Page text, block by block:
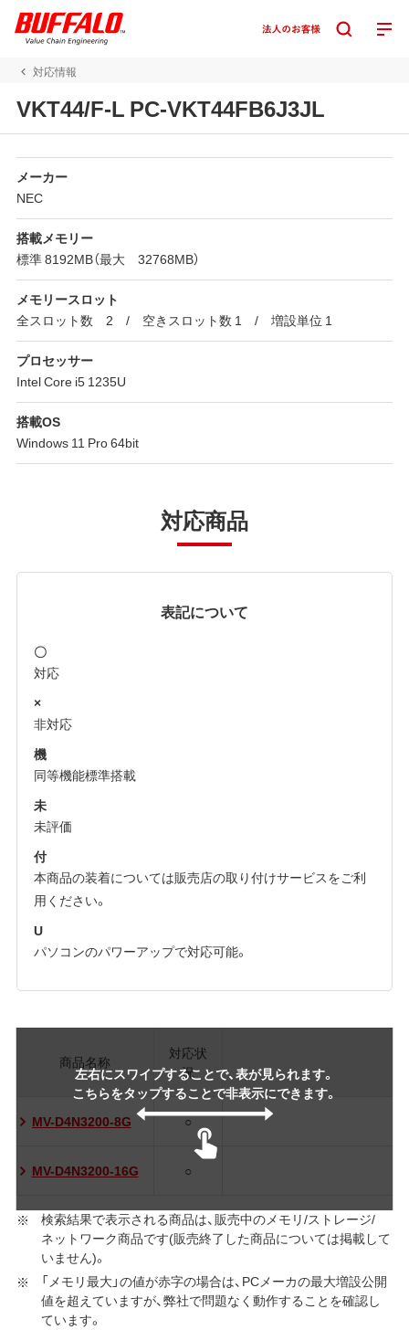
対応情報
VKT44/F-L PC-VKT44FB6J3JL
メーカー
NEC
搭載メモリー
標準 8192MB（最大 32768MB）
メモリースロット
全スロット数 2 / 空きスロット数 1 / 増設単位 1
プロセッサー
Intel Core i5 1235U
搭載OS
Windows 11 Pro 64bit
対応商品
表記について
〇
対応
×
非対応
機
同等機能標準搭載
未
未評価
付
本商品の装着については販売店の取り付けサービスをご利
用ください。
U
パソコンのパワーアップで対応可能。
左右にスワイプすることで、表が見られます。
こちらをタップすることで非表示にできます。
商品名称
対応状
況
MV-D4N3200-8G ○
MV-D4N3200-16G ○
検索結果で表示される商品は、販売中のメモリ/ストレージ/
ネットワーク商品です(販売終了した商品については掲載して
いません)。
「メモリ最大」の値が赤字の場合は、PCメーカの最大増設公開
値を超えていますが、弊社で問題なく動作することを確認し
ています。